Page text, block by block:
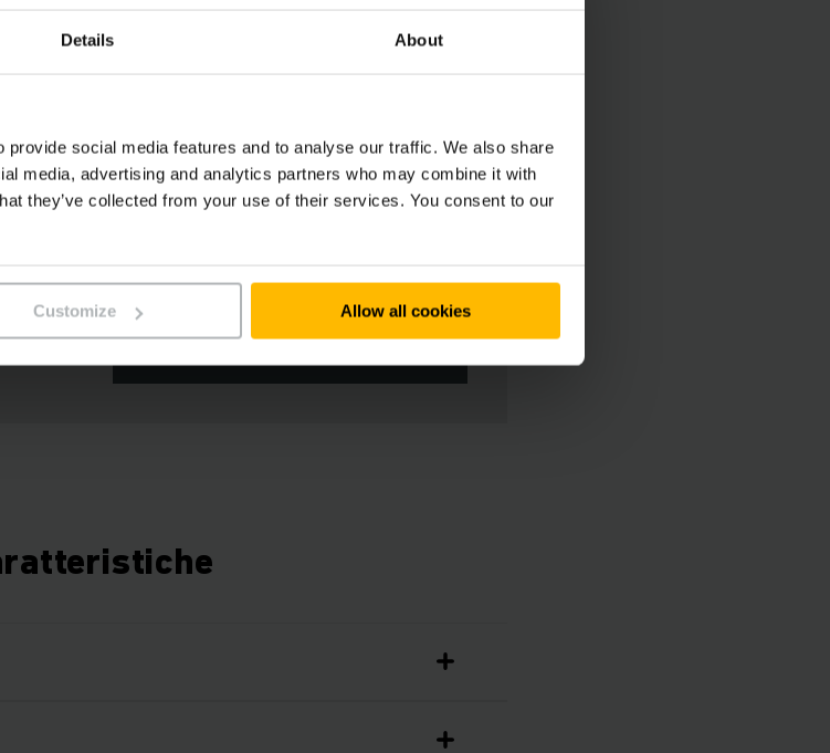
Details About
social media features and to analyse our traffic. We also share
media, advertising and analytics partners who may combine it with
they’ve collected from your use of their services. You consent to our
Customize Allow all cookies
consenso.
è disponibile a causa delle
per
SI PREGA DI ACCETTARE I COOKIE
"MARKETING" PER VISUALIZZARE